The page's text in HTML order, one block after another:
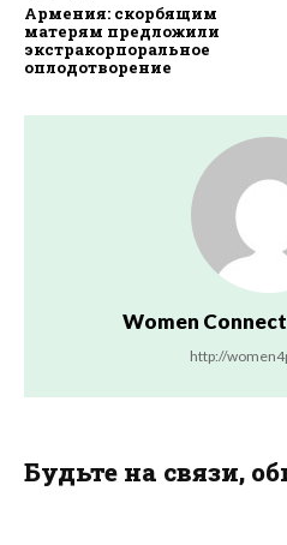
Армения: скорбящим
матерям предложили
экстракорпоральное
оплодотворение
Women
http://
Будьте на связи,